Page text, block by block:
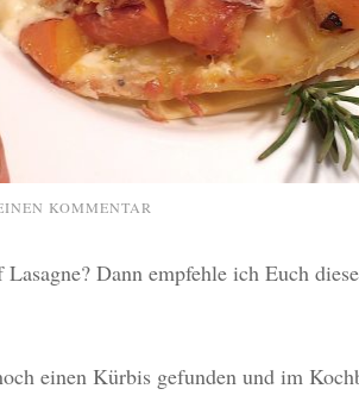
KOMMENTAR
Dann empfehle ich Euch
einen Kürbis gefunden und im